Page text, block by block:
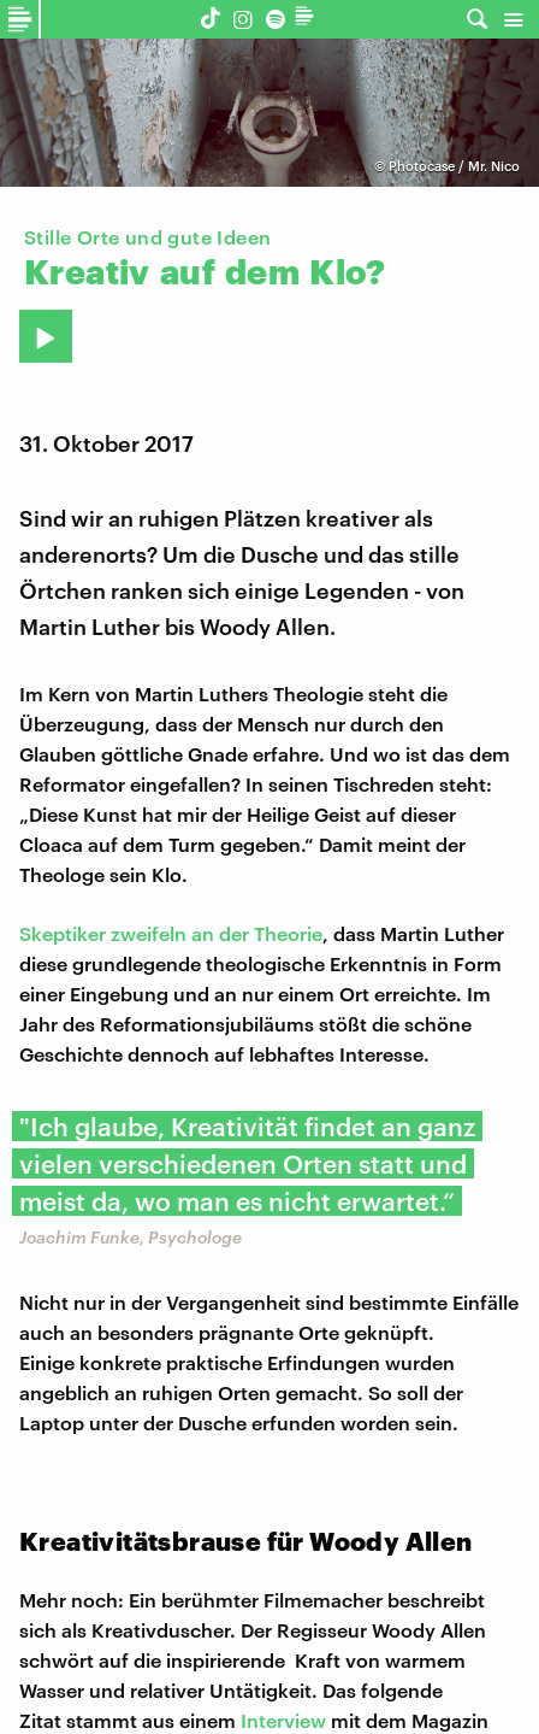
©Photocase / Mr. Nico
Stille Orte und gute Ideen
Kreativ auf dem Klo?
31. Oktober 2017
Sind wir an ruhigen Plätzen kreativer als
anderenorts? Um die Dusche und das stille
Örtchen ranken sich einige Legenden - von
Martin Luther bis Woody Allen.
Im Kern von Martin Luthers Theologie steht die
Überzeugung, dass der Mensch nur durch den
Glauben göttliche Gnade erfahre. Und wo ist das dem
Reformator eingefallen? In seinen Tischreden steht:
„Diese Kunst hat mir der Heilige Geist auf dieser
Cloaca auf dem Turm gegeben.“ Damit meint der
Theologe sein Klo.
Skeptiker zweifeln an der Theorie , dass Martin Luther
diese grundlegende theologische Erkenntnis in Form
einer Eingebung und an nur einem Ort erreichte. Im
Jahr des Reformationsjubiläums stößt die schöne
Geschichte dennoch auf lebhaftes Interesse.
"Ich glaube, Kreativität findet an ganz
vielen verschiedenen Orten statt und
meist da, wo man es nicht erwartet.“
Joachim Funke, Psychologe
Nicht nur in der Vergangenheit sind bestimmte Einfälle
auch an besonders prägnante Orte geknüpft.
Einige konkrete praktische Erfindungen wurden
angeblich an ruhigen Orten gemacht. So soll der
Laptop unter der Dusche erfunden worden sein.
Kreativitätsbrause für Woody Allen
Mehr noch: Ein berühmter Filmemacher beschreibt
sich als Kreativduscher. Der Regisseur Woody Allen
schwört auf die inspirierende Kraft von warmem
Wasser und relativer Untätigkeit. Das folgende
Zitat stammt aus einem Interview mit dem Magazin